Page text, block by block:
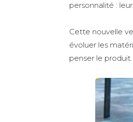
personnalité :
Cette nouvelle
évoluer les
penser le produit.